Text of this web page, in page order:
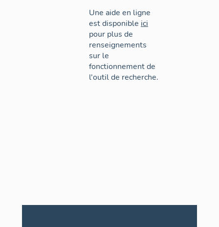
Une aide en ligne
est disponible ici
pour plus de
renseignements
sur le
fonctionnement de
l'outil de recherche.